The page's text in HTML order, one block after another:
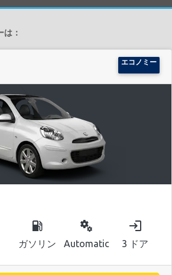
：
エコノミー
local_gas_station
ガソリン
miscellaneous_services
Automatic
login
3 ドア